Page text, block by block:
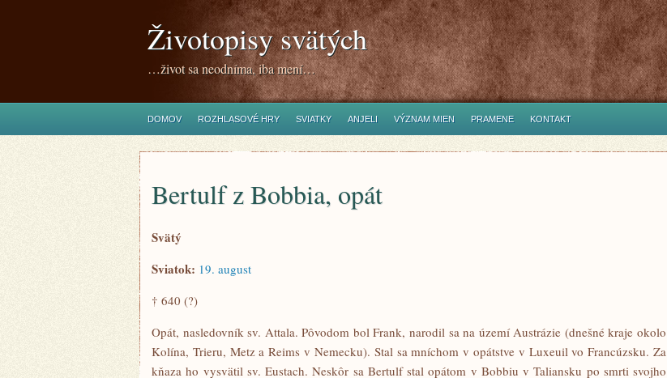
Životopisy svätých
…život sa neodníma, iba mení…
DOMOV ROZHLASOVÉ HRY SVIATKY ANJELI VÝZNAM MIEN PRAMENE KONTAKT
Bertulf z Bobbia, opát
Svätý
Sviatok: 19. august
† 640 (?)
Opát, nasledovník sv. Attala. Pôvodom bol Frank, narodil sa na území Austrázie (dnešné kraje okolo
Kolína, Trieru, Metz a Reims v Nemecku). Stal sa mníchom v opátstve v Luxeuil vo Francúzsku. Za
kňaza ho vysvätil sv. Eustach. Neskôr sa Bertulf stal opátom v Bobbiu v Taliansku po smrti svojho